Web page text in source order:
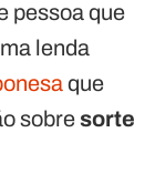
pessoa que
lenda
que
sobresorte